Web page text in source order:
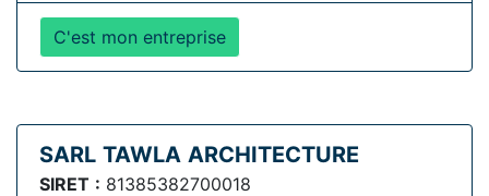
C'est mon entreprise
SARL TAWLA ARCHITECTURE
SIRET : 81385382700018